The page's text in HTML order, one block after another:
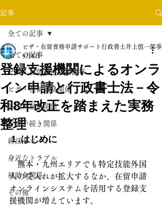
記事
全ての記事
ビザ・在留資格ご相談等
ビザ・在留資格関係
外国人雇用関係
行政手続き関係
終活サポート
身近なトラブル
補助金関係
その他
全ての記事
登録支援機関によるオンラ
イン申請と行政書士法－令
和8年改正を踏まえた実務
整理
ビザ・在留資格申請サポート行政書士井上慎一郎事
5月8日
１.はじめに
熊本・九州エリアでも特定技能外国
人の受入れが拡大するなか、在留申請
オンラインシステムを活用する登録支
援機関が増えています。